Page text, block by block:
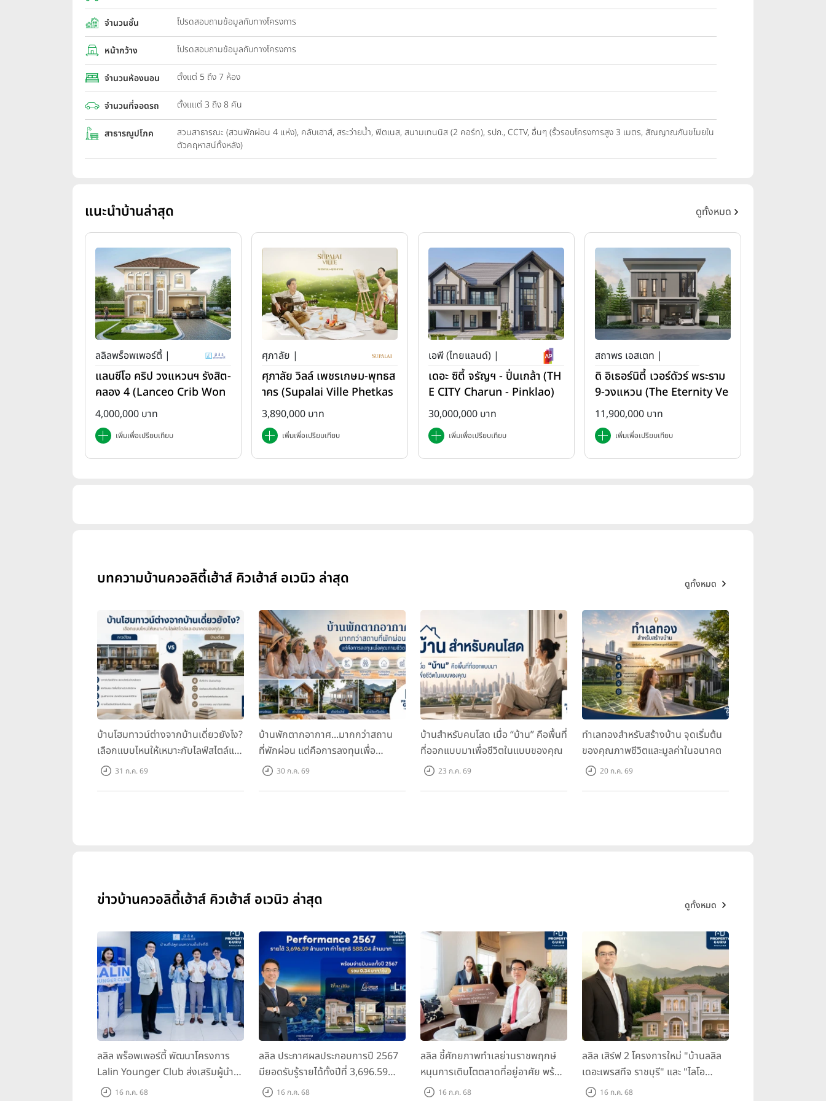
จำนวนชั้น โปรดสอบถามข้อมูลกับทางโครงการ
หน้ากว้าง โปรดสอบถามข้อมูลกับทางโครงการ
จำนวนห้องนอน ตั้งแต่ 5 ถึง 7 ห้อง
จำนวนที่จอดรถ ตั้งแแต่ 3 ถึง 8 คัน
สาธารณูปโภค
สวนสาธารณะ (สวนพักผ่อน 4 แห่ง), คลับเฮาส์, สระว่ายน้ำ, ฟิตเนส, สนามเทนนิส (2 คอร์ท), รปภ., CCTV, อื่นๆ (รั้วรอบโครงการสูง 3 เมตร, สัณญาณกันขโมยใน
ตัวคฤหาสน์ทั้งหลัง)
แนะนำบ้านล่าสุด ดูทั้งหมด
ลลิลพร็อพเพอร์ตี้ |
แลนซีโอ คริป วงแหวนฯ รังสิต-
คลอง 4 (Lanceo Crib Won
gwan Rangsit-Khlong4)
4,000,000 บาท
เพิ่มเพื่อเปรียบเทียบ
ศุภาลัย |
ศุภาลัย วิลล์ เพชรเกษม-พุทธส
าคร (Supalai Ville Phetkas
em-Phutthasakorn)
3,890,000 บาท
เพิ่มเพื่อเปรียบเทียบ
เอพี (ไทยแลนด์) |
เดอะ ซิตี้ จรัญฯ - ปิ่นเกล้า (TH
E CITY Charun - Pinklao)
30,000,000 บาท
เพิ่มเพื่อเปรียบเทียบ
สถาพร เอสเตท |
ดิ อิเธอร์นิตี้ เวอร์ดัวร์ พระราม
9-วงแหวน (The Eternity Ve
rdure Rama 9-Wongwae
n)
11,900,000 บาท
เพิ่มเพื่อเปรียบเทียบ
บทความบ้านควอลิตี้เฮ้าส์ คิวเฮ้าส์ อเวนิว ล่าสุด ดูทั้งหมด
บ้านโฮมทาวน์ต่างจากบ้านเดี่ยวยังไง?
เลือกแบบไหนให้เหมาะกับไลฟ์สไตล์และ
อนาคตของคุณ
31 ก.ค. 69
บ้านพักตากอากาศ...มากกว่าสถาน
ที่พักผ่อน แต่คือการลงทุนเพื่อ
คุณภาพชีวิต
30 ก.ค. 69
บ้านสำหรับคนโสด เมื่อ “บ้าน” คือพื้นที่
ที่ออกแบบมาเพื่อชีวิตในแบบของคุณ
23 ก.ค. 69
ทำเลทองสำหรับสร้างบ้าน จุดเริ่มต้น
ของคุณภาพชีวิตและมูลค่าในอนาคต
20 ก.ค. 69
ข่าวบ้านควอลิตี้เฮ้าส์ คิวเฮ้าส์ อเวนิว ล่าสุด ดูทั้งหมด
ลลิล พร็อพเพอร์ตี้ พัฒนาโครงการ
Lalin Younger Club ส่งเสริมผู้นำ
รุ่นใหม่ พัฒนาองค์กรสู่อนาคต
16 ก.ค. 68
ลลิล ประกาศผลประกอบการปี 2567
มียอดรับรู้รายได้ทั้งปีที่ 3,696.59
ล้านบาท กำไรสุทธิ 588.04 ล้านบาท
16 ก.ค. 68
ลลิล ชี้ศักยภาพทำเลย่านราชพฤกษ์
หนุนการเติบโตตลาดที่อยู่อาศัย พร้อม
เปิดตัวโครงการใหม่ "ไลโอ
16 ก.ค. 68
ลลิล เสิร์ฟ 2 โครงการใหม่ "บ้านลลิล
เดอะเพรสทีจ ราชบุรี" และ "ไลโอ
ราชบุรี" บ้าน และทาวน์โฮมสไตล์
16 ก.ค. 68